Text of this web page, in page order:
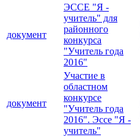
документ
ЭССЕ "Я -
учитель" для
районного
конкурса
"Учитель года
2016"
документ
Участие в
областном
конкурсе
"Учитель года
2016". Эссе "Я -
учитель"